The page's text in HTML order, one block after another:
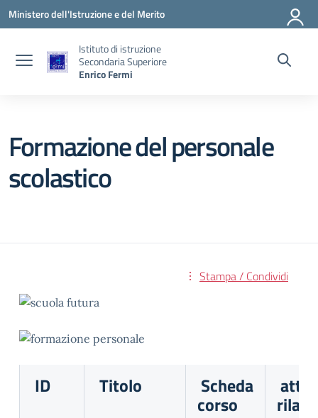
Vai ai contenuti
Vai al menu di navigazione
Vai al footer
Ministero dell'Istruzione e del Merito
Istituto di istruzione
Secondaria Superiore
Enrico Fermi
Formazione del personale
scolastico
Stampa / Condividi
ID Titolo Scheda
corso